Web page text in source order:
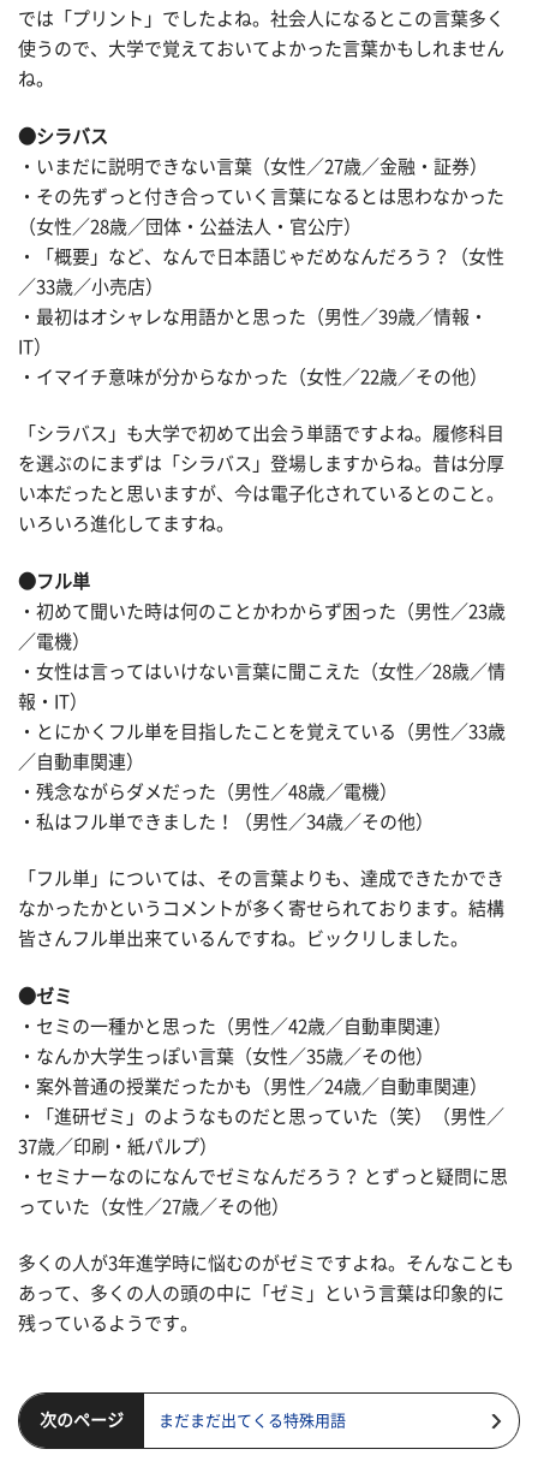
では「プリント」でしたよね。社会人になるとこの言葉多く
使うので、大学で覚えておいてよかった言葉かもしれません
ね。
●シラバス
・いまだに説明できない言葉（女性／27歳／金融・証券）
・その先ずっと付き合っていく言葉になるとは思わなかった
（女性／28歳／団体・公益法人・官公庁）
・「概要」など、なんで日本語じゃだめなんだろう？（女性
／33歳／小売店）
・最初はオシャレな用語かと思った（男性／39歳／情報・
IT）
・イマイチ意味が分からなかった（女性／22歳／その他）
「シラバス」も大学で初めて出会う単語ですよね。履修科目
を選ぶのにまずは「シラバス」登場しますからね。昔は分厚
い本だったと思いますが、今は電子化されているとのこと。
いろいろ進化してますね。
●フル単
・初めて聞いた時は何のことかわからず困った（男性／23歳
／電機）
・女性は言ってはいけない言葉に聞こえた（女性／28歳／情
報・IT）
・とにかくフル単を目指したことを覚えている（男性／33歳
／自動車関連）
・残念ながらダメだった（男性／48歳／電機）
・私はフル単できました！（男性／34歳／その他）
「フル単」については、その言葉よりも、達成できたかでき
なかったかというコメントが多く寄せられております。結構
皆さんフル単出来ているんですね。ビックリしました。
●ゼミ
・セミの一種かと思った（男性／42歳／自動車関連）
・なんか大学生っぽい言葉（女性／35歳／その他）
・案外普通の授業だったかも（男性／24歳／自動車関連）
・「進研ゼミ」のようなものだと思っていた（笑）（男性／
37歳／印刷・紙パルプ）
・セミナーなのになんでゼミなんだろう？ とずっと疑問に思
っていた（女性／27歳／その他）
多くの人が3年進学時に悩むのがゼミですよね。そんなことも
あって、多くの人の頭の中に「ゼミ」という言葉は印象的に
残っているようです。
次のページ まだまだ出てくる特殊用語